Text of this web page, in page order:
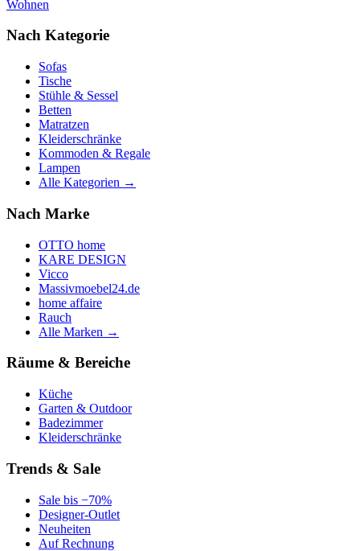
Wohnen
Nach Kategorie
Sofas
Tische
Stühle & Sessel
Betten
Matratzen
Kleiderschränke
Kommoden & Regale
Lampen
Alle Kategorien →
Nach Marke
OTTO home
KARE DESIGN
Vicco
Massivmoebel24.de
home affaire
Rauch
Alle Marken →
Räume & Bereiche
Küche
Garten & Outdoor
Badezimmer
Kleiderschränke
Trends & Sale
Sale bis −70%
Designer-Outlet
Neuheiten
Auf Rechnung